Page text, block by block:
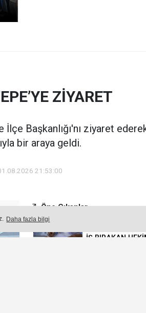
Daha fazla bilgi
ZİYARET
Başkanlığı'nı ziyaret
bir araya geldi.
21:53:00
Öne Çıkanlar
İŞ BIRAKAN